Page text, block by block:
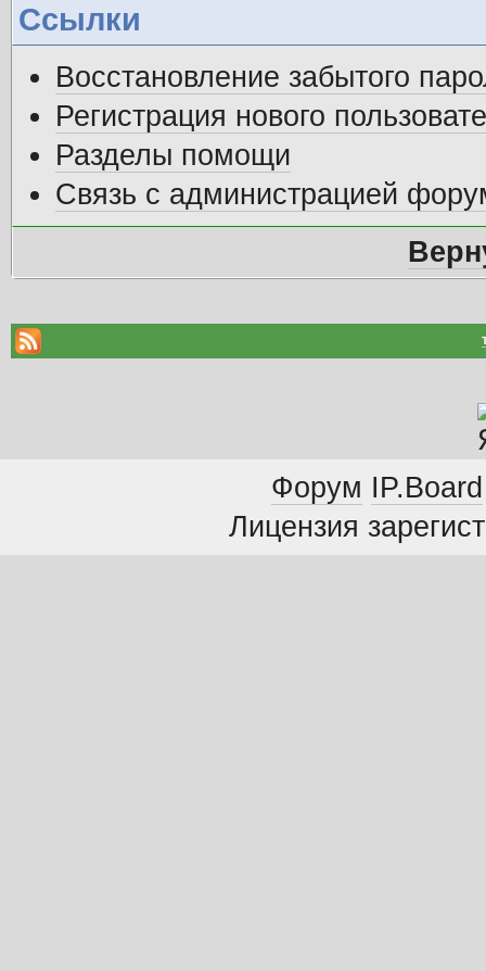
Ссылки
Восстановление забытого
Регистрация нового
Разделы помощи
Связь с администрацией
Форум IP.Board
Лицензия